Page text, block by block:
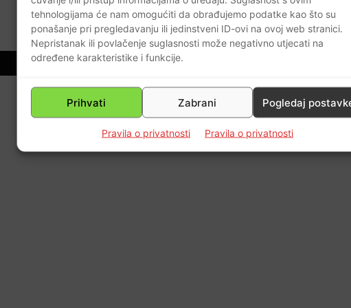
tehnologijama će nam omogućiti da obrađujemo podatke kao što su
ponašanje pri pregledavanju ili jedinstveni ID-ovi na ovoj web stranici.
Nepristanak ili povlačenje suglasnosti može negativno utjecati na
određene karakteristike i funkcije.
Prihvati Zabrani Pogledaj
Pravila o privatnosti Pravila o privatnosti